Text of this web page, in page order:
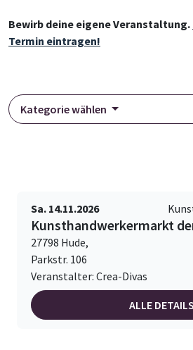
Bewirb deine eigene Veranstaltung.
Termin eintragen!
Kategorie wählen
Sa. 14.11.2026
Kunsthandwerkermarkt
27798 Hude,
Parkstr. 106
Veranstalter: Crea-Divas
ALLE DETAILS